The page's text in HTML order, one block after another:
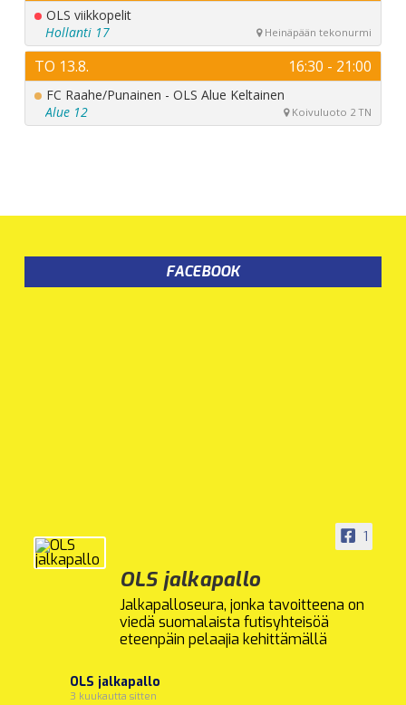
FACEBOOK
1
OLS jalkapallo
Jalkapalloseura, jonka tavoitteena on
viedä suomalaista futisyhteisöä
eteenpäin pelaajia kehittämällä
OLS jalkapallo
3 kuukautta sitten